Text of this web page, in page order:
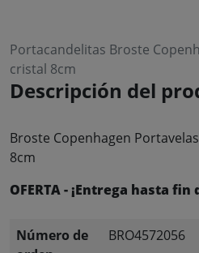
Portacandelitas Broste
cristal 8cm
Descripción del
Broste Copenhagen
8cm
OFERTA - ¡Entrega hasta
Número de
BRO4572056